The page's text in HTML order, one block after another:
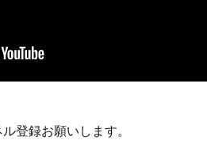
登録お願いします。